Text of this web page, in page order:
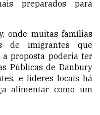
preparados para
onde muitas famílias
de imigrantes que
proposta poderia ter
Públicas de Danbury
e líderes locais há
alimentar como um